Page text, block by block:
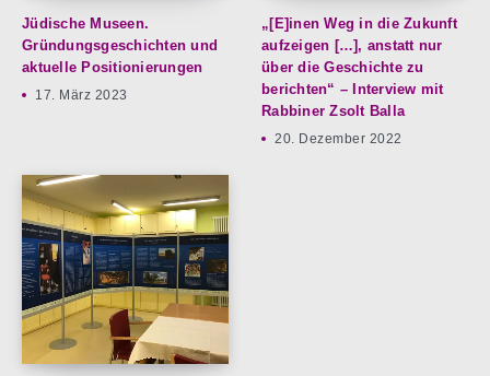
Jüdische Museen.
Gründungsgeschichten und
aktuelle Positionierungen
17. März 2023
„[E]inen Weg in die Zukunft
aufzeigen […], anstatt nur
über die Geschichte zu
berichten“ – Interview mit
Rabbiner Zsolt Balla
20. Dezember 2022